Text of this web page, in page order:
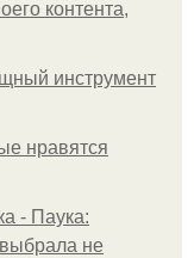
контента,
инструмент
нравятся
- Паука:
не